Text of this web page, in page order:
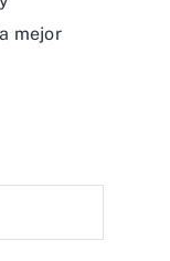
mejor